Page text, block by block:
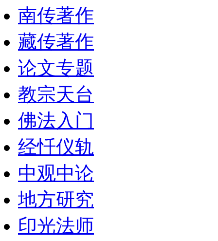
南传著作
藏传著作
论文专题
教宗天台
佛法入门
经忏仪轨
中观中论
地方研究
印光法师